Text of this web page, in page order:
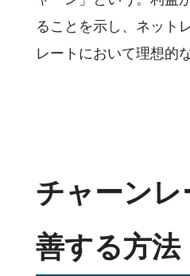
ることを示し、ネット
レートにおいて理想的
チャーンレ
善する方法